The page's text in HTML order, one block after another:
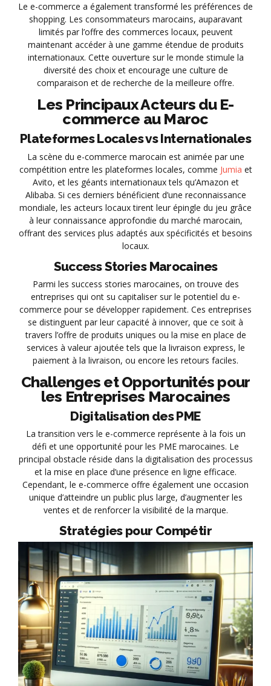
Le e-commerce a également transformé les préférences de
shopping. Les consommateurs marocains, auparavant
limités par l’offre des commerces locaux, peuvent
maintenant accéder à une gamme étendue de produits
internationaux. Cette ouverture sur le monde stimule la
diversité des choix et encourage une culture de
comparaison et de recherche de la meilleure offre.
Les Principaux Acteurs du E-
commerce au Maroc
Plateformes Locales vs Internationales
La scène du e-commerce marocain est animée par une
compétition entre les plateformes locales, comme Jumia et
Avito, et les géants internationaux tels qu’Amazon et
Alibaba. Si ces derniers bénéficient d’une reconnaissance
mondiale, les acteurs locaux tirent leur épingle du jeu grâce
à leur connaissance approfondie du marché marocain,
offrant des services plus adaptés aux spécificités et besoins
locaux.
Success Stories Marocaines
Parmi les success stories marocaines, on trouve des
entreprises qui ont su capitaliser sur le potentiel du e-
commerce pour se développer rapidement. Ces entreprises
se distinguent par leur capacité à innover, que ce soit à
travers l’offre de produits uniques ou la mise en place de
services à valeur ajoutée tels que la livraison express, le
paiement à la livraison, ou encore les retours faciles.
Challenges et Opportunités pour
les Entreprises Marocaines
Digitalisation des PME
La transition vers le e-commerce représente à la fois un
défi et une opportunité pour les PME marocaines. Le
principal obstacle réside dans la digitalisation des processus
et la mise en place d’une présence en ligne efficace.
Cependant, le e-commerce offre également une occasion
unique d’atteindre un public plus large, d’augmenter les
ventes et de renforcer la visibilité de la marque.
Stratégies pour Compétir